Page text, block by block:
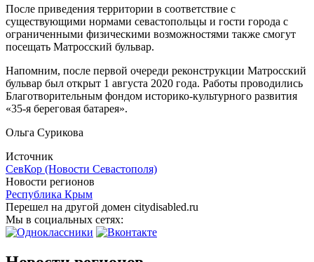
После приведения территории в соответствие с
существующими нормами севастопольцы и гости города с
ограниченными физическими возможностями также смогут
посещать Матросский бульвар.
Напомним, после первой очереди реконструкции Матросский
бульвар был открыт 1 августа 2020 года. Работы проводились
Благотворительным фондом историко-культурного развития
«35-я береговая батарея».
Ольга Сурикова
Источник
СевКор (Новости Севастополя)
Новости регионов
Республика Крым
Перешел на другой домен citydisabled.ru
Мы в социальных сетях: